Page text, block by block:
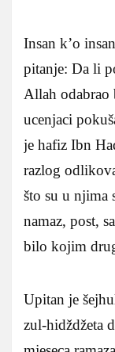
Insan k’o
pitanje: Da li
Allah odabrao
ucenjaci
je hafiz Ibn
razlog
što su u njima
namaz, post,
bilo kojim
Upitan je
zul-hidždžeta